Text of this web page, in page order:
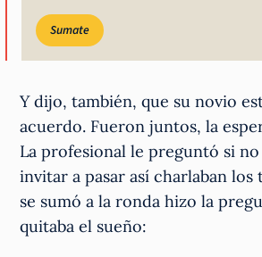
Sumate
Y dijo, también, que su novio
acuerdo. Fueron juntos, la
La profesional le preguntó si
invitar a pasar así charlaban los
se sumó a la ronda hizo la
quitaba el sueño: